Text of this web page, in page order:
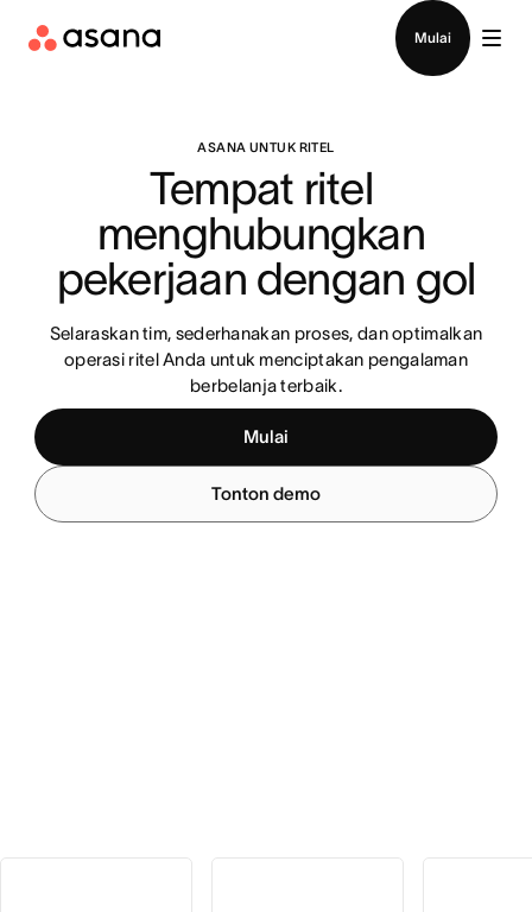
Mulai
ASANA UNTUK RITEL
Tempat ritel
menghubungkan
pekerjaan dengan gol
Selaraskan tim, sederhanakan proses, dan optimalkan
operasi ritel Anda untuk menciptakan pengalaman
berbelanja terbaik.
Mulai
Tonton demo